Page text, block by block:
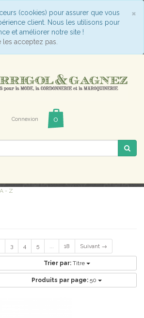
×
(cookies) pour assurer que vous
client. Nous les utilisons pour
et améliorer notre site !
acceptez pas.
Connexion
A - Z
3 4 5 ... 18 Suivant →
Trier par: Titre
Produits par page: 50